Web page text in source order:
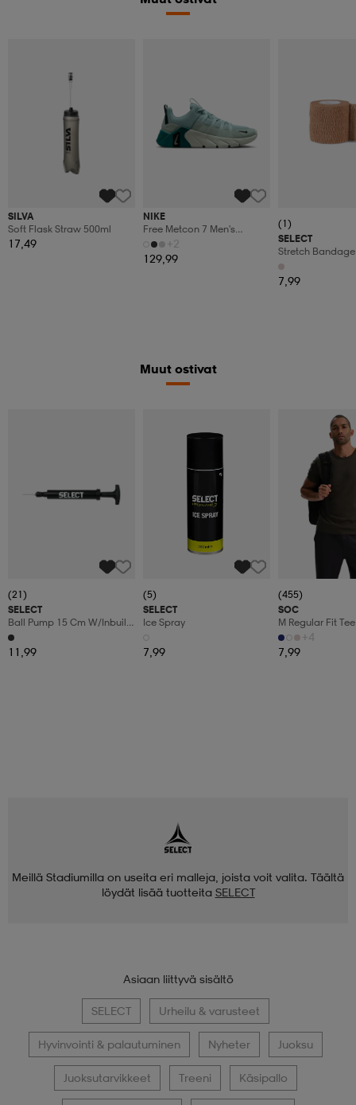
SILVA
Soft Flask Straw 500ml
17,49
NIKE
Free Metcon 7 Men's
Workout
+2
129,99
(1)
SELECT
Stretch Bandage
7,99
Muut ostivat
(21)
SELECT
Ball Pump 15 Cm W/inbuilt
Hose
11,99
(5)
SELECT
Ice Spray
7,99
(455)
SOC
M Regular Fit Tee
+4
7,99
Meillä Stadiumilla on useita eri malleja, joista voit valita. Täältä
löydät lisää tuotteita SELECT
Asiaan liittyvä sisältö
SELECT Urheilu & varusteet
Hyvinvointi & palautuminen Nyheter Juoksu
Juoksutarvikkeet Treeni Käsipallo